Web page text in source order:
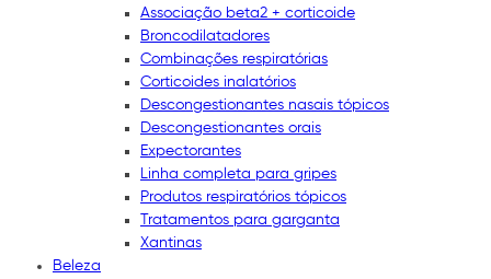
Associação beta2 + corticoide
Broncodilatadores
Combinações respiratórias
Corticoides inalatórios
Descongestionantes nasais tópicos
Descongestionantes orais
Expectorantes
Linha completa para gripes
Produtos respiratórios tópicos
Tratamentos para garganta
Xantinas
Beleza